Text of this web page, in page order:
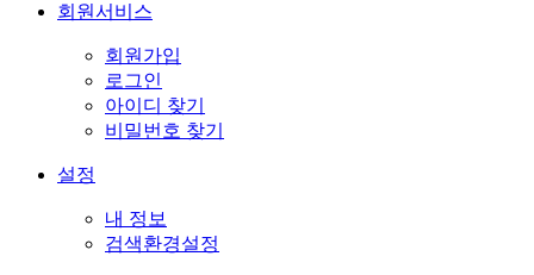
회원서비스
회원가입
로그인
아이디 찾기
비밀번호 찾기
설정
내 정보
검색환경설정